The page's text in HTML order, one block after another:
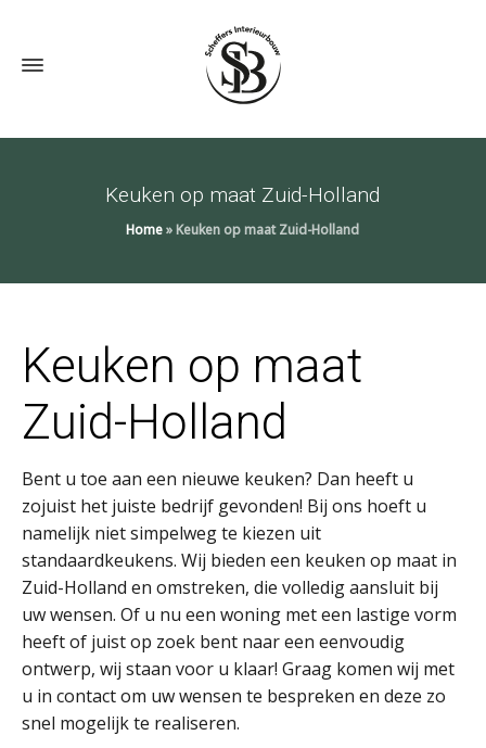
Keuken op maat Zuid-Holland
Home»Keuken op maat Zuid-Holland
Keuken op maat
Zuid-Holland
Bent u toe aan een nieuwe keuken? Dan heeft u
zojuist het juiste bedrijf gevonden! Bij ons hoeft u
namelijk niet simpelweg te kiezen uit
standaardkeukens. Wij bieden een keuken op maat in
Zuid-Holland en omstreken, die volledig aansluit bij
uw wensen. Of u nu een woning met een lastige vorm
heeft of juist op zoek bent naar een eenvoudig
ontwerp, wij staan voor u klaar! Graag komen wij met
u in contact om uw wensen te bespreken en deze zo
snel mogelijk te realiseren.